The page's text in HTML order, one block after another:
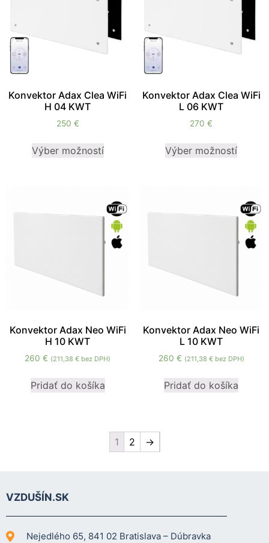
Konvektor Adax Clea WiFi
H 04 KWT
250 €
Výber možností
Konvektor Adax Clea WiFi
L 06 KWT
270€
Výber možností
Konvektor Adax Neo WiFi
H 10 KWT
260€ (211,38€ bez DPH)
Pridať do košíka
Konvektor Adax Neo WiFi
L 10 KWT
260 € (211,38 €bez DPH)
Pridať do košíka
1 2 →
VZDUŠÍN.SK
Nejedlého 65, 841 02 Bratislava – Dúbravka